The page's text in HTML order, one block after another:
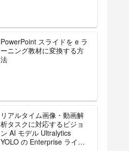
PowerPoint スライドを e ラ
ーニング教材に変換する方
法
リアルタイム画像・動画解
析タスクに対応するビジョ
ン AI モデル Ultralytics
YOLO の Enterprise ライセ